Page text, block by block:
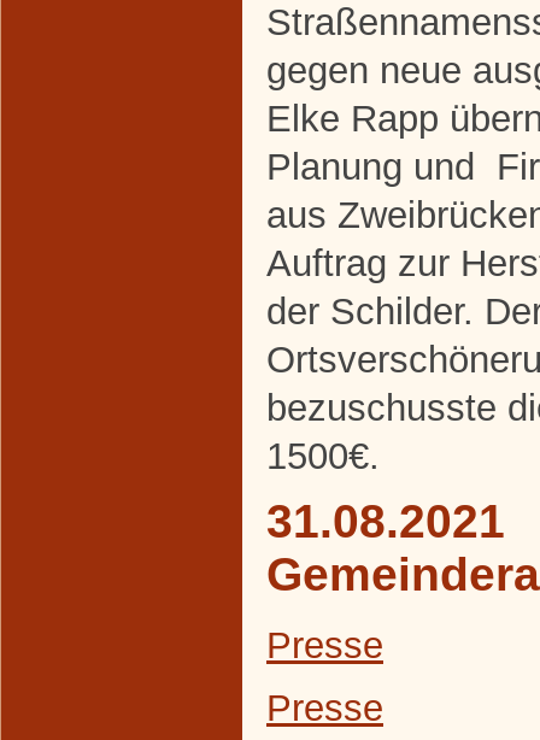
gegen neue
Elke Rapp
Planung und
aus
Auftrag zur
der Schilder.
bezuschusste
1500€.
31.08.2021
Presse
Presse